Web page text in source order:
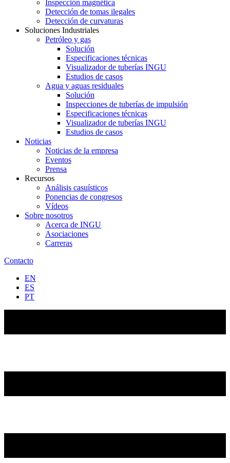
Inspección magnética
Detección de tomas ilegales
Detección de curvaturas
Soluciones Industriales
Petróleo y gas
Solución
Especificaciones técnicas
Visualizador de tuberías INGU
Estudios de casos
Agua y aguas residuales
Solución
Inspecciones de tuberías de impulsión
Especificaciones técnicas
Visualizador de tuberías INGU
Estudios de casos
Noticias
Noticias de la empresa
Eventos
Prensa
Recursos
Análisis casuísticos
Ponencias de congresos
Vídeos
Sobre nosotros
Acerca de INGU
Asociaciones
Carreras
Contacto
EN
ES
PT